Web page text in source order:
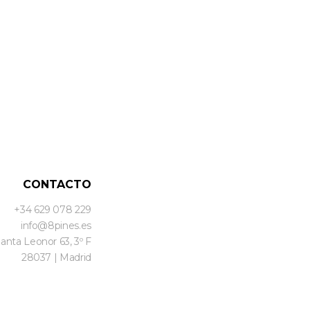
CONTACTO
+34 629 078 229
info@8pines.es
Leonor 63, 3º F
28037 | Madrid